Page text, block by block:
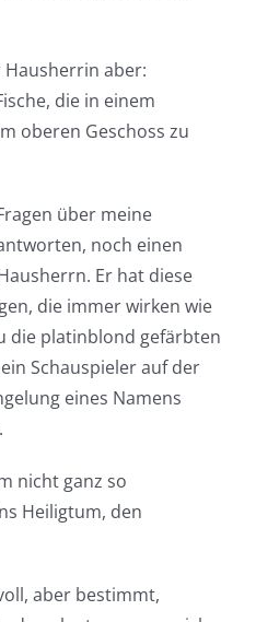
aber:
die in einem
oberen Geschoss zu
über meine
noch einen
Er hat diese
die immer wirken wie
die platinblond gefärbten
Schauspieler auf der
eines Namens
nicht ganz so
Heiligtum, den
aber bestimmt,